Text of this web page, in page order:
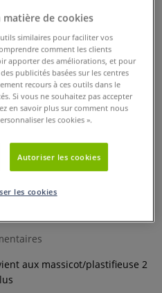
pour
2 en 1
aux massicot/plastifieuse 2
matière de cookies
similaires pour faciliter vos
comment les clients
apporter des améliorations, et pour
publicités basées sur les centres
recours à ces outils dans le
Si vous ne souhaitez pas accepter
en savoir plus sur comment nous
les cookies ».
Autoriser les cookies
les cookies